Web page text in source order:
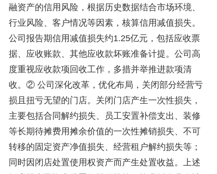
融资产的信用风险，根据历史数据结合市场环境、
行业风险、客户情况等因素，核算信用减值损失。
公司报告期信用减值损失约1.25亿元，包括应收票
据、应收账款、其他应收款坏账准备计提。公司高
度重视应收款项回收工作，多措并举推进款项清
收。② 公司深化改革，优化布局，关闭部分经营亏
损且扭亏无望的门店。关闭门店产生一次性损失，
主要包括合同解约损失、员工安置补偿支出、装修
等长期待摊费用摊余价值的一次性摊销损失、不可
转移的固定资产净值损失、经营租户解约损失等；
同时因闭店处置使用权资产而产生处置收益。上述